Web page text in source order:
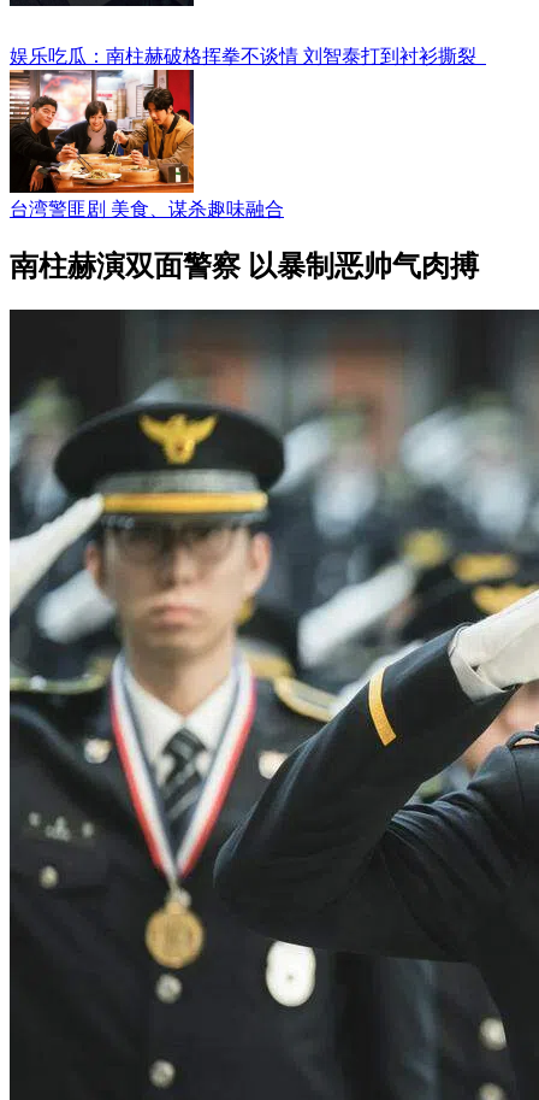
娱乐吃瓜：南柱赫破格挥拳不谈情 刘智泰打到衬衫撕裂
台湾警匪剧 美食、谋杀趣味融合
南柱赫演双面警察 以暴制恶帅气肉搏